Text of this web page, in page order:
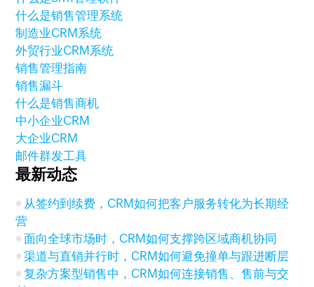
什么是销售管理系统
制造业CRM系统
外贸行业CRM系统
销售管理指南
销售漏斗
什么是销售商机
中小企业CRM
大企业CRM
邮件群发工具
最新动态
从签约到续费，CRM如何把客户服务转化为长期经
营
面向全球市场时，CRM如何支撑跨区域商机协同
渠道与直销并行时，CRM如何避免撞单与跟进断层
复杂方案型销售中，CRM如何连接销售、售前与交